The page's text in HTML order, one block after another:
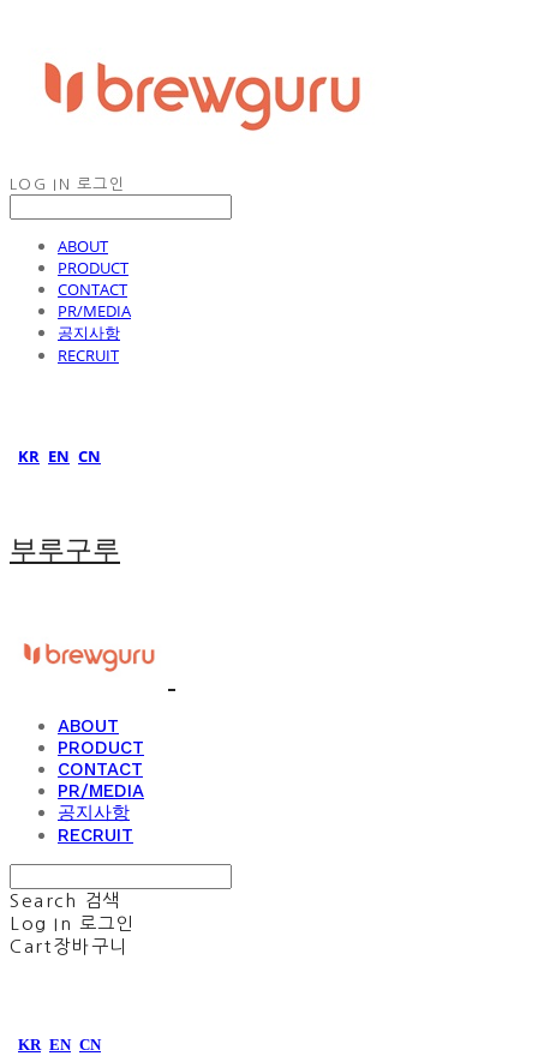
LOG IN 로그인
ABOUT
PRODUCT
CONTACT
PR/MEDIA
공지사항
RECRUIT
KR EN CN
부루구루
ABOUT
PRODUCT
CONTACT
PR/MEDIA
공지사항
RECRUIT
Search
검색
Log In 로그인
Cart 장바구니
KR EN CN